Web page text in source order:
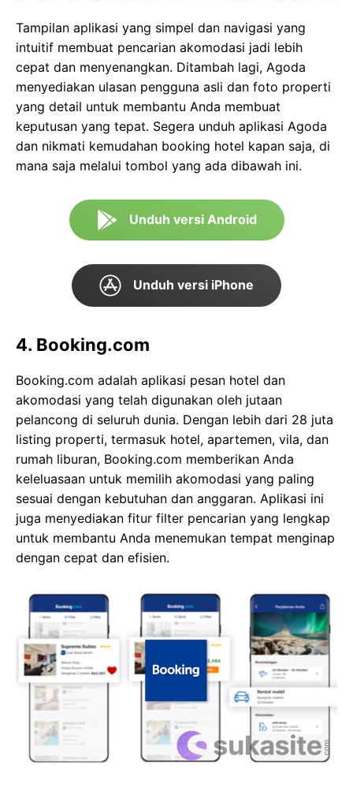
Tampilan aplikasi yang simpel dan navigasi yang
intuitif membuat pencarian akomodasi jadi lebih
cepat dan menyenangkan. Ditambah lagi, Agoda
menyediakan ulasan pengguna asli dan foto properti
yang detail untuk membantu Anda membuat
keputusan yang tepat. Segera unduh aplikasi Agoda
dan nikmati kemudahan booking hotel kapan saja, di
mana saja melalui tombol yang ada dibawah ini.
Unduh versi Android
Unduh versi iPhone
4. Booking.com
Booking.com adalah aplikasi pesan hotel dan
akomodasi yang telah digunakan oleh jutaan
pelancong di seluruh dunia. Dengan lebih dari 28 juta
listing properti, termasuk hotel, apartemen, vila, dan
rumah liburan, Booking.com memberikan Anda
keleluasaan untuk memilih akomodasi yang paling
sesuai dengan kebutuhan dan anggaran. Aplikasi ini
juga menyediakan fitur filter pencarian yang lengkap
untuk membantu Anda menemukan tempat menginap
dengan cepat dan efisien.